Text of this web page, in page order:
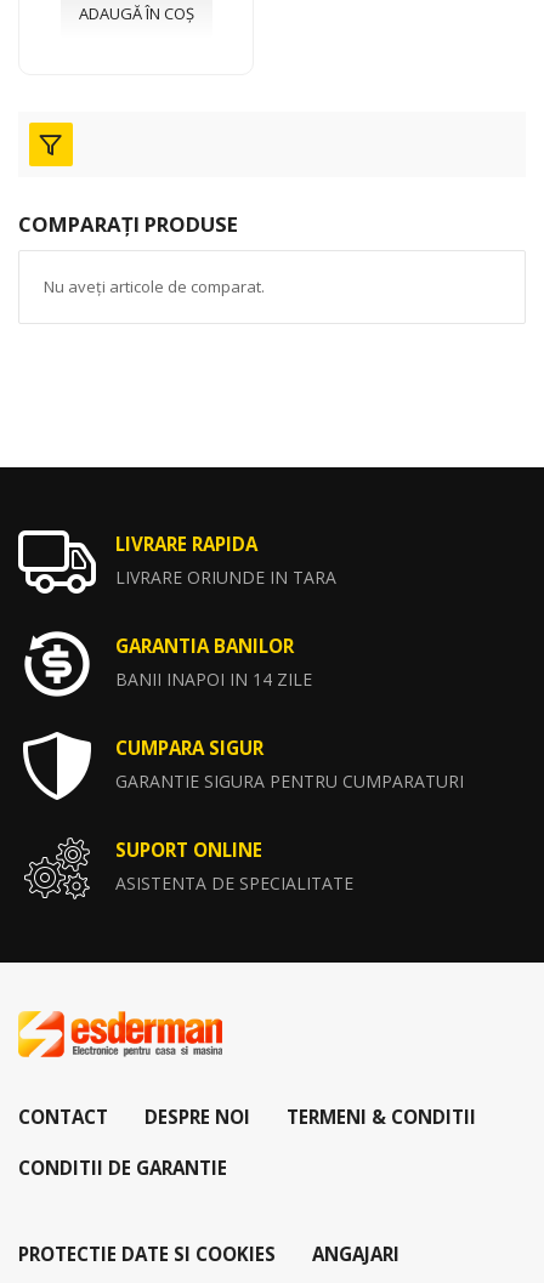
ADAUGĂ ÎN COȘ
COMPARAȚI PRODUSE
Nu aveți articole de comparat.
LIVRARE RAPIDA
LIVRARE ORIUNDE IN TARA
GARANTIA BANILOR
BANII INAPOI IN 14 ZILE
CUMPARA SIGUR
GARANTIE SIGURA PENTRU CUMPARATURI
SUPORT ONLINE
ASISTENTA DE SPECIALITATE
CONTACT DESPRE NOI TERMENI & CONDITII
CONDITII DE GARANTIE
PROTECTIE DATE SI COOKIES ANGAJARI